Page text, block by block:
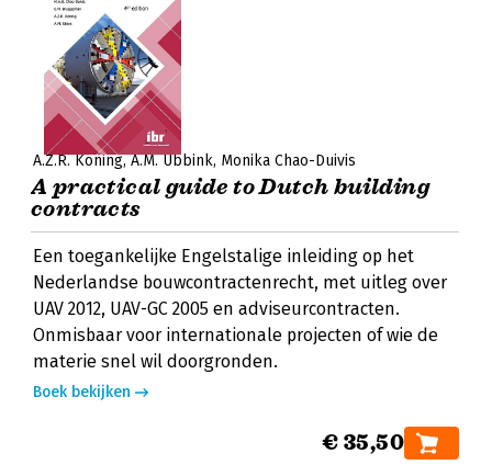
A.Z.R. Koning A.M. Ubbink Monika Chao-Duivis
A practical guide to Dutch building
contracts
Een toegankelijke Engelstalige inleiding op het
Nederlandse bouwcontractenrecht, met uitleg over
UAV 2012, UAV-GC 2005 en adviseurcontracten.
Onmisbaar voor internationale projecten of wie de
materie snel wil doorgronden.
Boek bekijken
€ 35,50